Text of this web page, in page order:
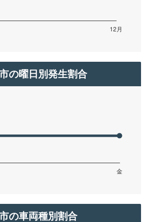
の曜日別発生割合
の車両種別割合